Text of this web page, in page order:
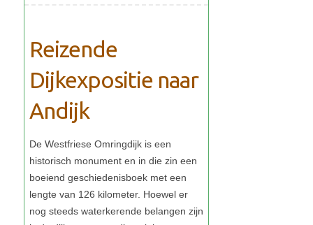
Reizende
Dijkexpositie naar
Andijk